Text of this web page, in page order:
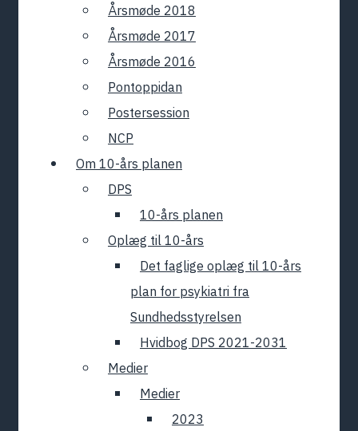
Årsmøde 2018
Årsmøde 2017
Årsmøde 2016
Pontoppidan
Postersession
NCP
Om 10-års planen
DPS
10-års planen
Oplæg til 10-års
Det faglige oplæg til 10-års
plan for psykiatri fra
Sundhedsstyrelsen
Hvidbog DPS 2021-2031
Medier
Medier
2023